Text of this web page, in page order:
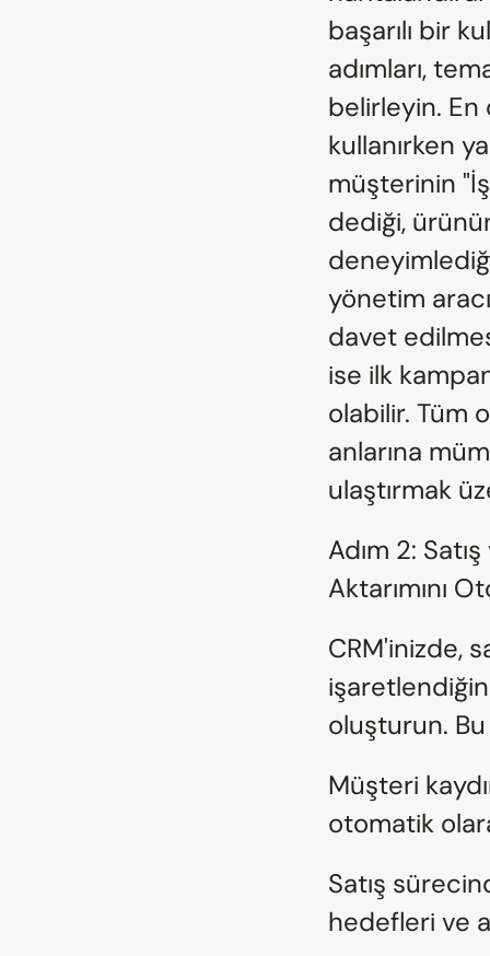
başarılı bir
adımları,
belirleyin.
kullanırken
müşterinin
dediği,
yönetim
davet
ise ilk
olabilir. Tüm
anlarına
ulaştırmak
Adım 2:
Aktarımını
CRM'inizde,
oluşturun. Bu
Müşteri
otomatik
Satış
hedefleri ve